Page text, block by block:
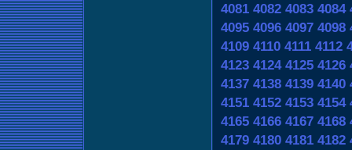
4081 4082 4083 4084
4095 4096 4097 4098
4109 4110 4111 4112
4123 4124 4125 4126
4137 4138 4139 4140
4151 4152 4153 4154
4165 4166 4167 4168
4179 4180 4181 4182